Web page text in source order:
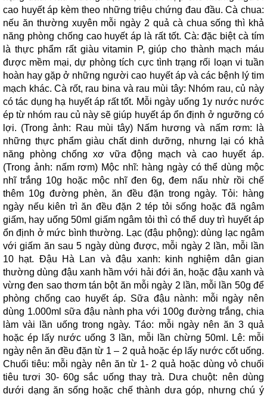
cao huyết áp kèm theo những triệu chứng đau đầu. Cà chua:
nếu ăn thường xuyên mỗi ngày 2 quả cà chua sống thì khả
năng phòng chống cao huyết áp là rất tốt. Cà: đặc biệt cà tím
là thực phẩm rất giàu vitamin P, giúp cho thành mạch máu
được mềm mại, dự phòng tích cực tình trạng rối loạn vi tuần
hoàn hay gặp ở những người cao huyết áp và các bệnh lý tim
mạch khác. Cà rốt, rau bina và rau mùi tây: Nhóm rau, củ này
có tác dụng hạ huyết áp rất tốt. Mỗi ngày uống 1y nước nước
ép từ nhóm rau củ này sẽ giúp huyết áp ổn định ở ngưỡng có
lợi. (Trong ảnh: Rau mùi tây) Nấm hương và nấm rơm: là
những thực phẩm giàu chất dinh dưỡng, nhưng lại có khả
năng phòng chống xơ vữa động mạch và cao huyết áp.
(Trong ảnh: nấm rơm) Mộc nhĩ: hàng ngày có thể dùng mộc
nhĩ trắng 10g hoặc mộc nhĩ đen 6g, đem nấu nhừ rồi chế
thêm 10g đường phèn, ăn đều đặn trong ngày. Tỏi: hàng
ngày nếu kiên trì ăn đều đặn 2 tép tỏi sống hoặc đã ngâm
giấm, hay uống 50ml giấm ngâm tỏi thì có thể duy trì huyết áp
ổn định ở mức bình thường. Lạc (đậu phộng): dùng lạc ngâm
với giấm ăn sau 5 ngày dùng được, mỗi ngày 2 lần, mỗi lần
10 hạt. Đậu Hà Lan và đậu xanh: kinh nghiệm dân gian
thường dùng đậu xanh hầm với hải đới ăn, hoặc đậu xanh và
vừng đen sao thơm tán bột ăn mỗi ngày 2 lần, mỗi lần 50g để
phòng chống cao huyết áp. Sữa đậu nành: mỗi ngày nên
dùng 1.000ml sữa đậu nành pha với 100g đường trắng, chia
làm vài lần uống trong ngày. Táo: mỗi ngày nên ăn 3 quả
hoặc ép lấy nước uống 3 lần, mỗi lần chừng 50ml. Lê: mỗi
ngày nên ăn đều đặn từ 1 – 2 quả hoặc ép lấy nước cốt uống.
Chuối tiêu: mỗi ngày nên ăn từ 1- 2 quả hoặc dùng vỏ chuối
tiêu tươi 30- 60g sắc uống thay trà. Dưa chuột: nên dùng
dưới dạng ăn sống hoặc chế thành dưa góp, nhưng chú ý